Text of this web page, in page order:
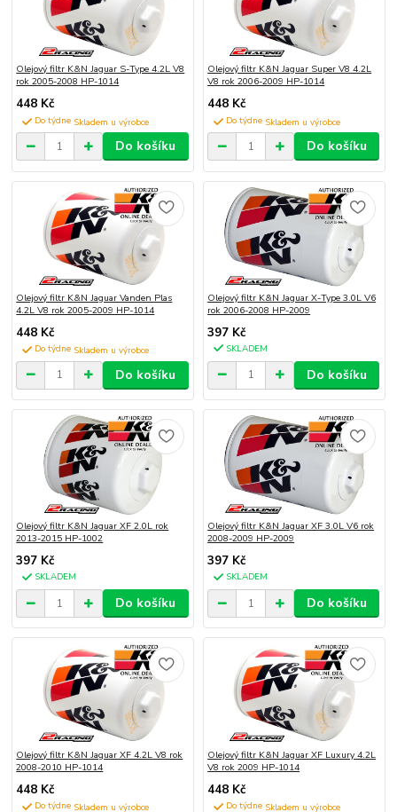
Olejový filtr K&N Jaguar S-Type 4.2L V8
rok 2005-2008 HP-1014
448 Kč
Do týdne
Do košíku
Olejový filtr K&N Jaguar Super V8 4.2L
V8 rok 2006-2009 HP-1014
448 Kč
Do týdne
Do košíku
Olejový filtr K&N Jaguar Vanden Plas
4.2L V8 rok 2005-2009 HP-1014
448 Kč
Do týdne
Do košíku
Olejový filtr K&N Jaguar X-Type 3.0L V6
rok 2006-2008 HP-2009
397 Kč
SKLADEM
Do košíku
Olejový filtr K&N Jaguar XF 2.0L rok
2013-2015 HP-1002
397 Kč
SKLADEM
Do košíku
Olejový filtr K&N Jaguar XF 3.0L V6 rok
2008-2009 HP-2009
397 Kč
SKLADEM
Do košíku
Olejový filtr K&N Jaguar XF 4.2L V8 rok
2008-2010 HP-1014
448 Kč
Do týdne
Olejový filtr K&N Jaguar XF Luxury 4.2L
V8 rok 2009 HP-1014
448 Kč
Do týdne